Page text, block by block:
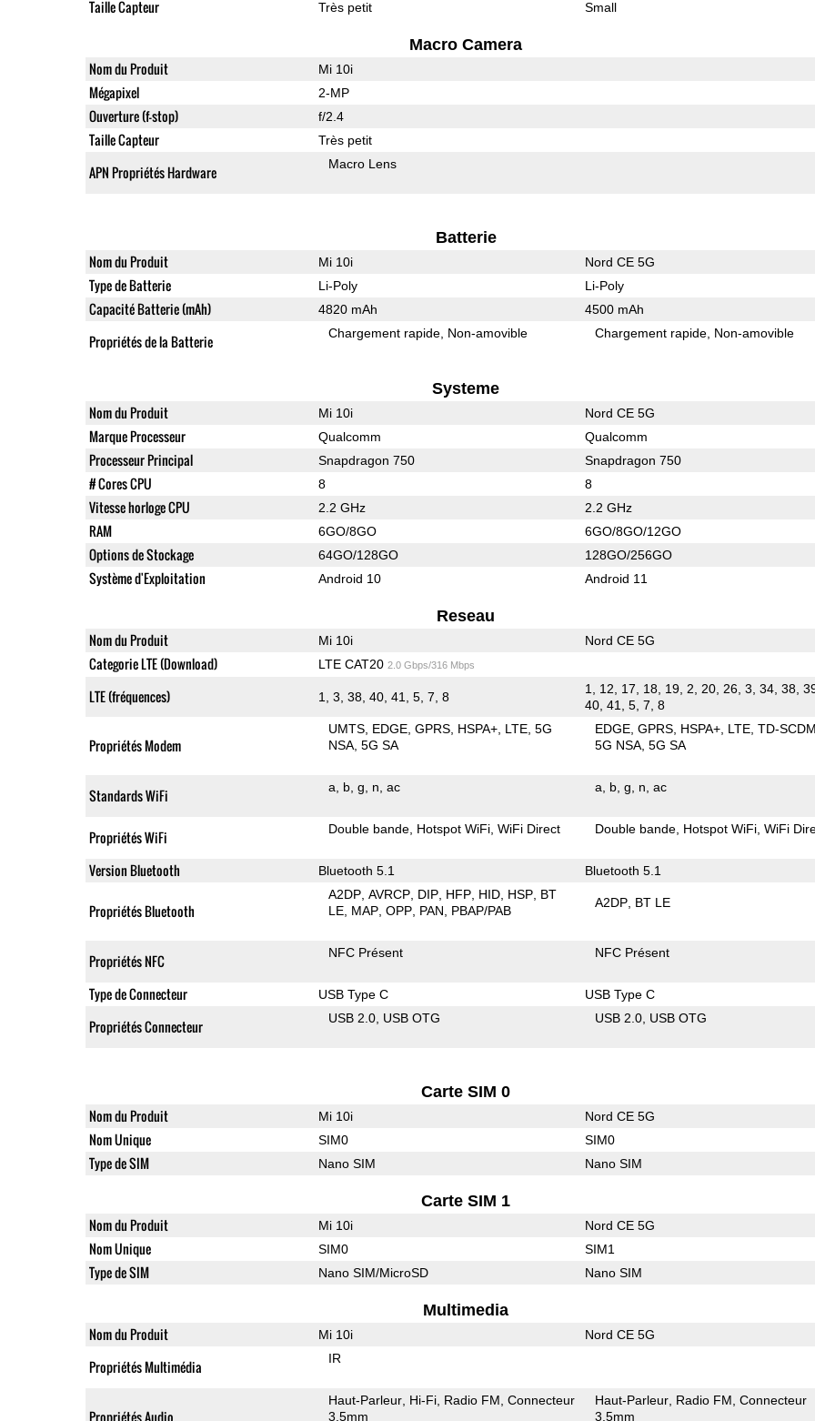
Taille Capteur Très petit Small
Macro Camera
Nom du Produit Mi 10i
Mégapixel 2-MP
Ouverture (f-stop) f/2.4
Taille Capteur Très petit
APN Propriétés Hardware Macro Lens
Batterie
Nom du Produit Mi 10i Nord CE 5G
Type de Batterie Li-Poly Li-Poly
Capacité Batterie (mAh) 4820 mAh 4500 mAh
Propriétés de la Batterie Chargement rapide Non-amovible Chargement rapide Non-amovible
Systeme
Nom du Produit Mi 10i Nord CE 5G
Marque Processeur Qualcomm Qualcomm
Processeur Principal Snapdragon 750 Snapdragon 750
# Cores CPU 8 8
Vitesse horloge CPU 2.2 GHz 2.2 GHz
RAM 6GO/8GO 6GO/8GO/12GO
Options de Stockage 64GO/128GO 128GO/256GO
Système d'Exploitation Android 10 Android 11
Reseau
Nom du Produit Mi 10i Nord CE 5G
Categorie LTE (Download) LTE CAT20 2.0 Gbps/316 Mbps
LTE (fréquences) 1, 3, 38, 40, 41, 5, 7, 8
1, 12, 17, 18, 19, 2, 20, 26, 3, 34, 38,
40, 41, 5, 7, 8
Propriétés Modem
UMTS EDGE GPRS HSPA+ LTE 5G
NSA 5G SA
EDGE GPRS HSPA+ LTE TD-
5G NSA 5G SA
Standards WiFi a b g n ac a b g n ac
Propriétés WiFi Double bande Hotspot WiFi WiFi Direct Double bande Hotspot WiFi WiFi
Version Bluetooth Bluetooth 5.1 Bluetooth 5.1
Propriétés Bluetooth
A2DP AVRCP DIP HFP HID HSP BT
LE MAP OPP PAN PBAP/PAB
A2DP BT LE
Propriétés NFC NFC Présent NFC Présent
Type de Connecteur USB Type C USB Type C
Propriétés Connecteur USB 2.0 USB OTG USB 2.0 USB OTG
Carte SIM 0
Nom du Produit Mi 10i Nord CE 5G
Nom Unique SIM0 SIM0
Type de SIM Nano SIM Nano SIM
Carte SIM 1
Nom du Produit Mi 10i Nord CE 5G
Nom Unique SIM0 SIM1
Type de SIM Nano SIM/MicroSD Nano SIM
Multimedia
Nom du Produit Mi 10i Nord CE 5G
Propriétés Multimédia IR
Propriétés Audio
Haut-Parleur Hi-Fi Radio FM Connecteur
3.5mm
Haut-Parleur Radio FM Connecteur
3.5mm